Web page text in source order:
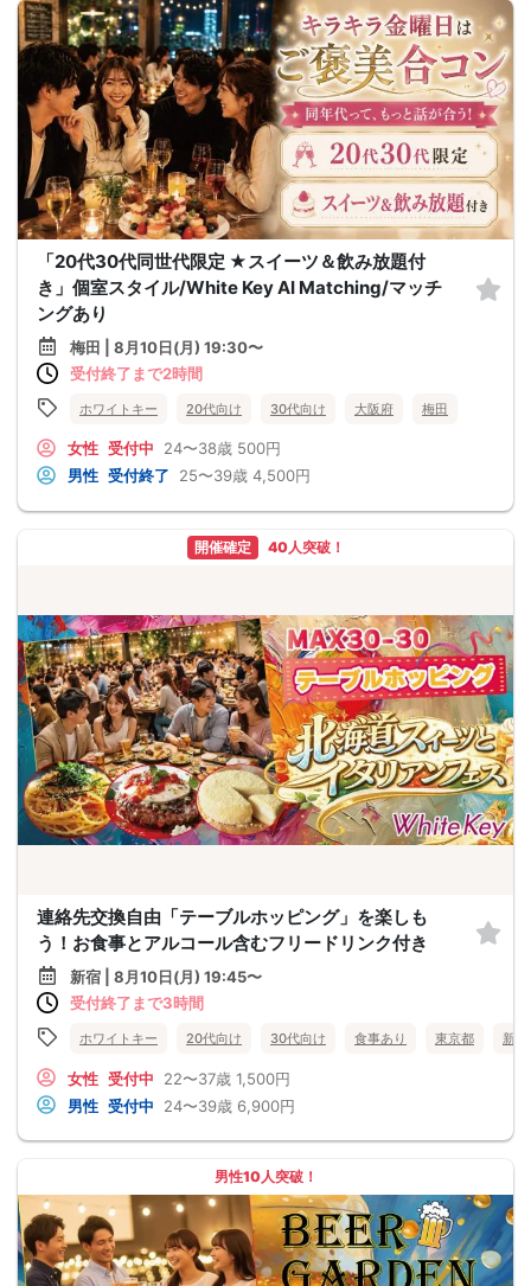
「20代30代同世代限定 ★スイーツ＆飲み放題付
き」個室スタイル/White Key AI Matching/マッチ
ングあり
梅田 | 8月10日(月) 19:30〜
受付終了まで2時間
ホワイトキー 20代向け 30代向け 大阪府 梅田
女性 受付中 24〜38歳 500円
男性 受付終了 25〜39歳 4,500円
開催確定 40人突破！
連絡先交換自由「テーブルホッピング」を楽しも
う！お食事とアルコール含むフリードリンク付き
新宿 | 8月10日(月) 19:45〜
受付終了まで3時間
ホワイトキー 20代向け 30代向け 食事あり 東京都 新宿
女性 受付中 22〜37歳 1,500円
男性 受付中 24〜39歳 6,900円
男性10人突破！